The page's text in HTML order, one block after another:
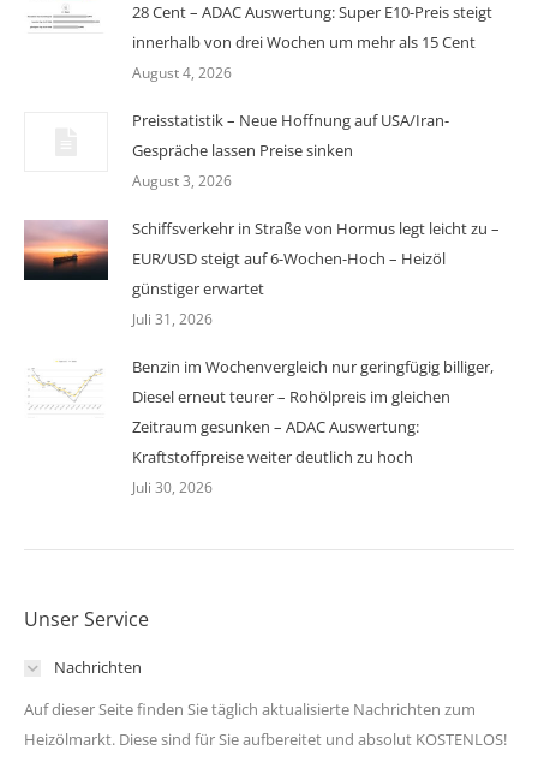
28 Cent – ADAC Auswertung: Super E10-Preis steigt
innerhalb von drei Wochen um mehr als 15 Cent
August 4, 2026
Preisstatistik – Neue Hoffnung auf USA/Iran-
Gespräche lassen Preise sinken
August 3, 2026
Schiffsverkehr in Straße von Hormus legt leicht zu –
EUR/USD steigt auf 6-Wochen-Hoch – Heizöl
günstiger erwartet
Juli 31, 2026
Benzin im Wochenvergleich nur geringfügig billiger,
Diesel erneut teurer – Rohölpreis im gleichen
Zeitraum gesunken – ADAC Auswertung:
Kraftstoffpreise weiter deutlich zu hoch
Juli 30, 2026
Unser Service
Nachrichten
Auf dieser Seite finden Sie täglich aktualisierte Nachrichten zum
Heizölmarkt. Diese sind für Sie aufbereitet und absolut KOSTENLOS!